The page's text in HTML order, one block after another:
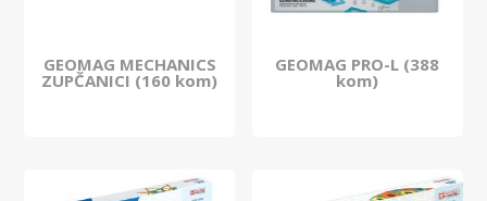
GEOMAG MECHANICS
ZUPČANICI (160 kom)
GEOMAG PRO-L (388
kom)